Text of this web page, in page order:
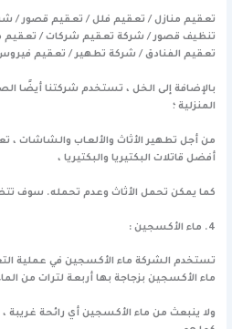
تعقيم منازل / تعقيم فلل / تعقيم قصور /
تنظيف قصور / شركة تعقيم شركات / تعقيم
تعقيم الفنادق / شركة تطهير / تعقيم
بالإضافة إلى الخل ، تستخدم شركتنا أيضًا
المنزلية ؛
من أجل تطهير الأثاث والألعاب والشاشات ،
أفضل قاتلات البكتيريا والبكتيريا ،
كما يمكن تحمل الأثاث وعدم تحمله. سوف
4. ماء الأكسجين :
تستخدم الشركة ماء الأكسجين في عملية
ماء الأكسجين بزجاجة بها أربعة لترات من
ولا ينبعث من ماء الأكسجين أي رائحة غريبة